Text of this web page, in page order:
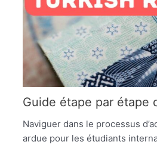
Guide étape par étape
Naviguer dans le processus
ardue pour les étudiants